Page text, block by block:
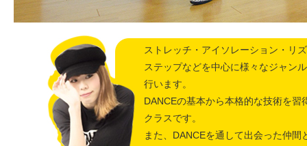
ストレッチ・アイソレーション・リ
ステップなどを中心に様々なジャン
行います。
DANCEの基本から本格的な技術を習
クラスです。
また、DANCEを通して出会った仲間